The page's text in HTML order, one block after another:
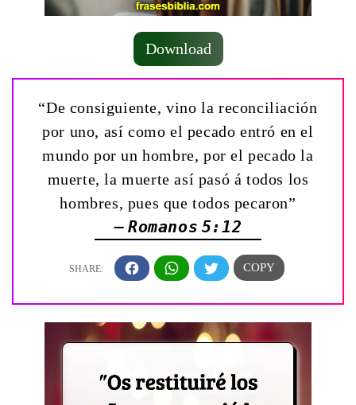
Download
“De consiguiente, vino la reconciliación
por uno, así como el pecado entró en el
mundo por un hombre, por el pecado la
muerte, la muerte así pasó á todos los
hombres, pues que todos pecaron”
— Romanos 5:12